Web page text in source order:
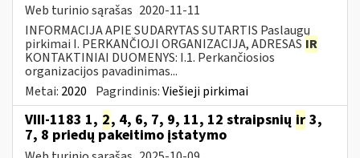
Web turinio sąrašas 2020-11-11
INFORMACIJA APIE SUDARYTAS SUTARTIS Paslaugų
pirkimai I. PERKANČIOJI ORGANIZACIJA, ADRESAS IR
KONTAKTINIAI DUOMENYS: I.1. Perkančiosios
organizacijos pavadinimas...
Metai: 2020 Pagrindinis:Viešieji pirkimai
VIII-1183 1, 2, 4, 6, 7, 9, 11, 12 straipsnių ir 3,
7, 8 priedų pakeitimo įstatymo